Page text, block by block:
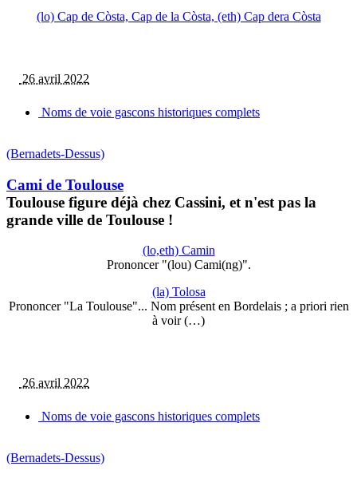
(lo) Cap de Còsta, Cap de la Còsta, (eth) Cap dera Còsta
26 avril 2022
Noms de voie gascons historiques complets
(Bernadets-Dessus)
Cami de Toulouse
Toulouse figure déjà chez Cassini, et n'est pas la
grande ville de Toulouse !
(lo,eth) Camin
Prononcer "(lou) Cami(ng)".
(la) Tolosa
Prononcer "La Toulouse"... Nom présent en Bordelais ; a priori rien
à voir (…)
26 avril 2022
Noms de voie gascons historiques complets
(Bernadets-Dessus)